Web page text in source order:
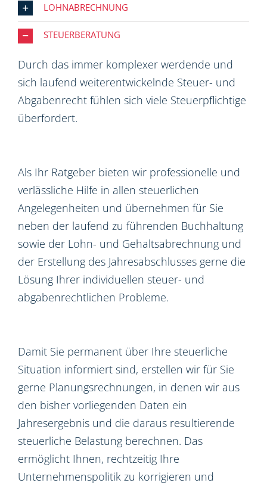
LOHNABRECHNUNG
STEUERBERATUNG
Durch das immer komplexer werdende und
sich laufend weiterentwickelnde Steuer- und
Abgabenrecht fühlen sich viele Steuerpflichtige
überfordert.
Als Ihr Ratgeber bieten wir professionelle und
verlässliche Hilfe in allen steuerlichen
Angelegenheiten und übernehmen für Sie
neben der laufend zu führenden Buchhaltung
sowie der Lohn- und Gehaltsabrechnung und
der Erstellung des Jahresabschlusses gerne die
Lösung Ihrer individuellen steuer- und
abgabenrechtlichen Probleme.
Damit Sie permanent über Ihre steuerliche
Situation informiert sind, erstellen wir für Sie
gerne Planungsrechnungen, in denen wir aus
den bisher vorliegenden Daten ein
Jahresergebnis und die daraus resultierende
steuerliche Belastung berechnen. Das
ermöglicht Ihnen, rechtzeitig Ihre
Unternehmenspolitik zu korrigieren und